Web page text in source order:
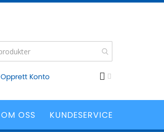
Opprett Konto
KUNDESERVICE
OM OSS